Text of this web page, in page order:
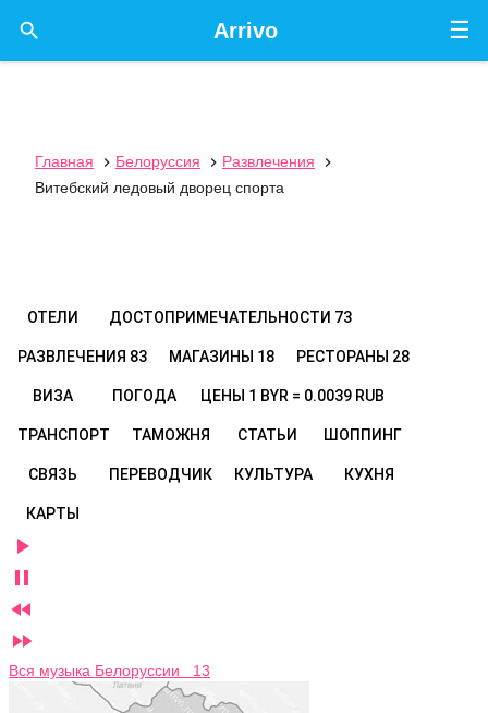
☰
Arrivo

Главная  Белоруссия  Развлечения

Витебский ледовый дворец спорта
ОТЕЛИ ДОСТОПРИМЕЧАТЕЛЬНОСТИ 73
РАЗВЛЕЧЕНИЯ 83 МАГАЗИНЫ 18 РЕСТОРАНЫ 28
ВИЗА ПОГОДА ЦЕНЫ 1 BYR = 0.0039 RUB
ТРАНСПОРТ ТАМОЖНЯ СТАТЬИ ШОППИНГ
СВЯЗЬ ПЕРЕВОДЧИК КУЛЬТУРА КУХНЯ
КАРТЫ




Вся музыка Белоруссии 13